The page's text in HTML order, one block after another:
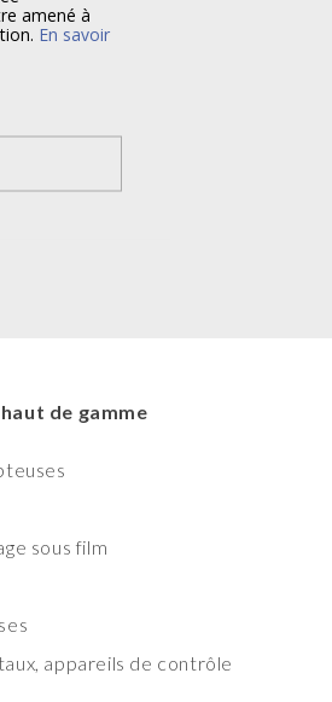
amené à
En savoir
de gamme
sous film
appareils de contrôle